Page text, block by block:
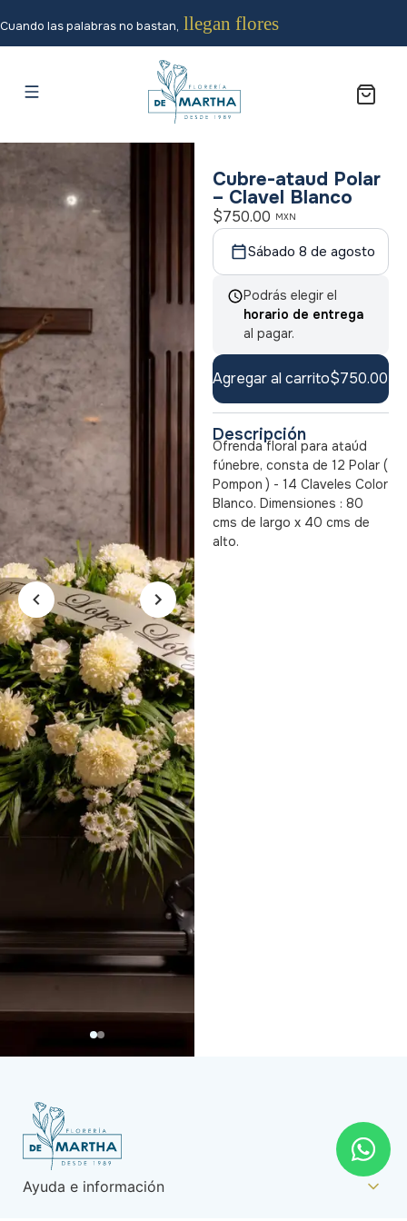
Cuando las palabras no bastan, llegan flores
Cubre-ataud Polar
– Clavel Blanco
$750.00 MXN
Sábado 8 de agosto
Podrás elegir el
horario de entrega
al pagar.
Agregar al carrito$750.00
Descripción
Ofrenda floral para ataúd
fúnebre, consta de 12 Polar (
Pompon ) - 14 Claveles Color
Blanco. Dimensiones : 80
cms de largo x 40 cms de
alto.
Ayuda e información